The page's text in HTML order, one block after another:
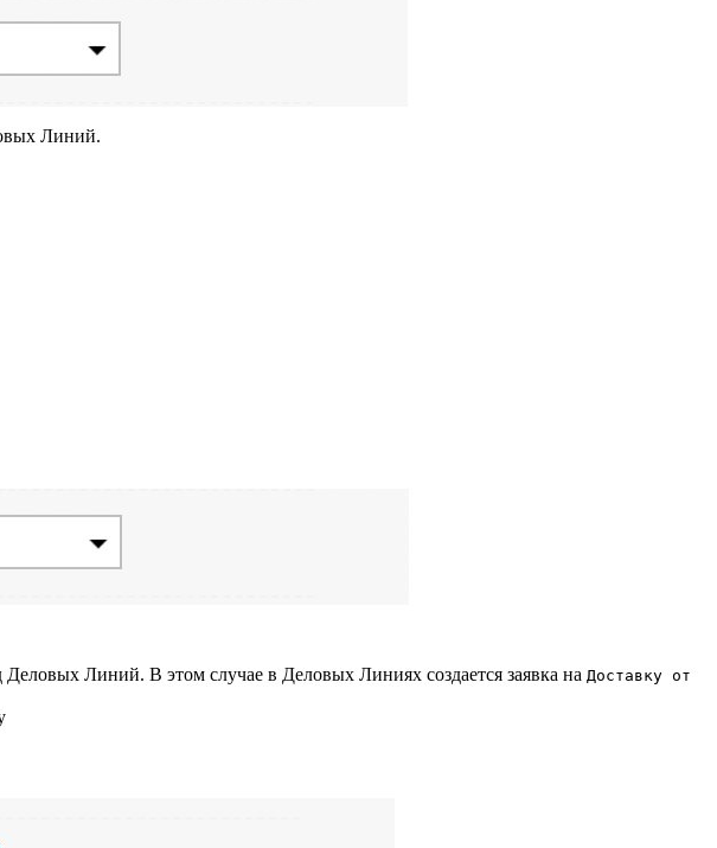
Линий.
Линий. В этом случае в Деловых Линиях создается заявка на Доставку от